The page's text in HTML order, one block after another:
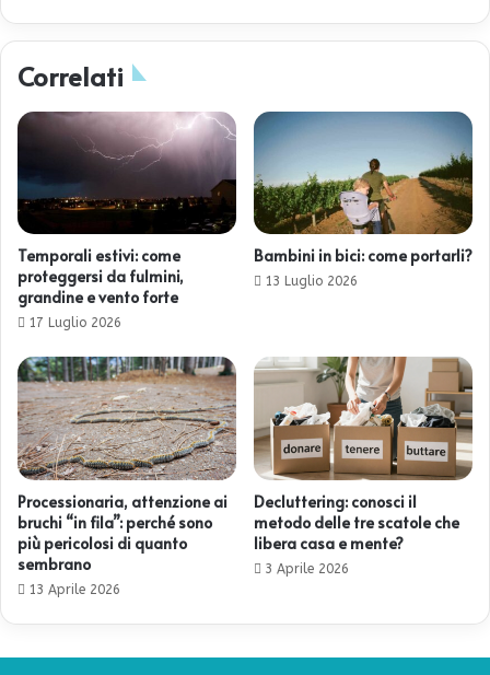
Correlati
Temporali estivi: come
proteggersi da fulmini,
grandine e vento forte
17 Luglio 2026
Bambini in bici: come portarli?
13 Luglio 2026
Processionaria, attenzione ai
bruchi “in fila”: perché sono
più pericolosi di quanto
sembrano
13 Aprile 2026
Decluttering: conosci il
metodo delle tre scatole che
libera casa e mente?
3 Aprile 2026